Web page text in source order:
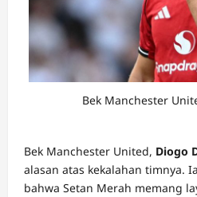
Bek Manchester
Bek Manchester United, Diogo
alasan atas kekalahan timnya.
bahwa Setan Merah memang